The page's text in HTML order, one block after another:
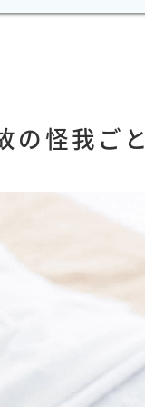
の怪我ご